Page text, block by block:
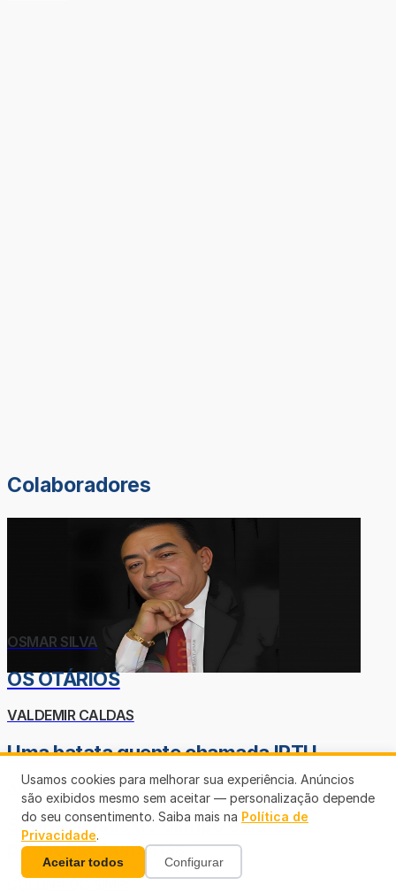
Colaboradores
OSMAR SILVA
OS OTÁRIOS
VALDEMIR CALDAS
Uma batata quente chamada IPTU
AROLDO VASCONCELOS
Sobre deuses do olimpo e outras
projeções humanas
COLUNA DO SIMPI
Usamos cookies para melhorar sua experiência. Anúncios
são exibidos mesmo sem aceitar — personalização depende
do seu consentimento. Saiba mais na Política de
Privacidade.
Aceitar todos Configurar